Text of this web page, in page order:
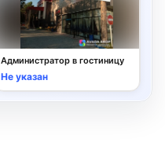
Администратор в гостиницу
Не указан